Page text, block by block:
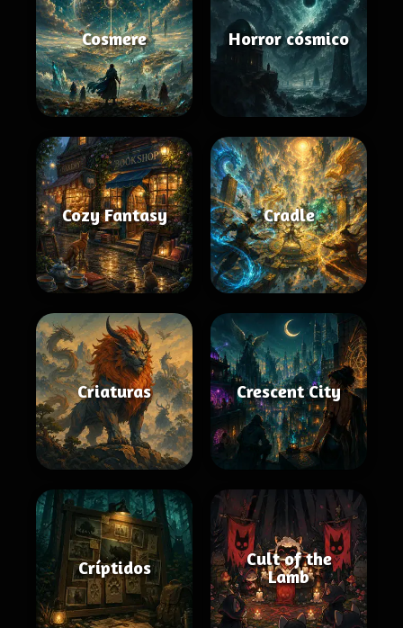
Cosmere Horror cósmico
Cozy Fantasy Cradle
Criaturas Crescent City
Críptidos
Cult of the
Lamb